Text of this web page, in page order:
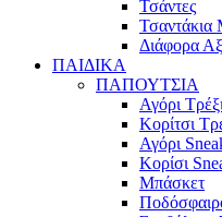
Τσάντες
Διάφορα
ΠΑΙΔΙΚΑ
ΠΑΠΟΥΤΣΙΑ
Αγόρι
Κορίτσι
Αγόρι
Κορίσι
Μπάσκετ